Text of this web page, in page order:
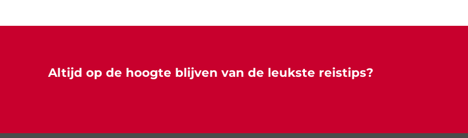
Altijd op de hoogte blijven van de leukste reistips?